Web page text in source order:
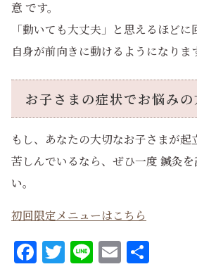
意 です。
「動いても大丈夫」と思えるほど
自身が前向きに動けるようになりま
お子さまの症状でお悩みの
もし、あなたの大切なお子さまが
苦しんでいるなら、ぜひ一度 鍼灸を
い。
初回限定メニューはこちら
Facebook
Twitter
LineEmail